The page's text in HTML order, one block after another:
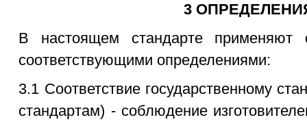
3
В настоящем стандарте
соответствующими определениями:
3.1 Соответствие государственному
стандартам) - соблюдение